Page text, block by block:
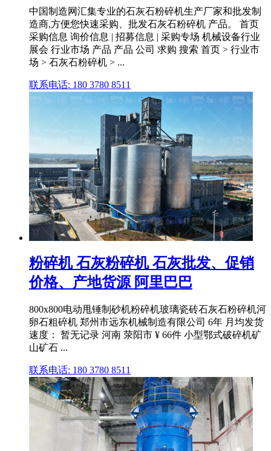
中国制造网汇集专业的石灰石粉碎机生产厂家和批发制
造商,方便您快速采购、批发石灰石粉碎机 产品。 首页
采购信息 询价信息 | 招募信息 | 采购专场 机械设备行业
展会 行业市场 产品 产品 公司 求购 搜索 首页 > 行业市
场 > 石灰石粉碎机 > ...
联系电话: 180 3780 8511
粉碎机 石灰粉碎机 石灰批发、促销
价格、产地货源 阿里巴巴
800x800电动甩锤制砂机粉碎机玻璃瓷砖石灰石粉碎机河
卵石粗碎机 郑州市远东机械制造有限公司 6年 月均发货
速度： 暂无记录 河南 荥阳市 ¥ 66件 小型鄂式破碎机矿
山矿石 ...
联系电话: 180 3780 8511